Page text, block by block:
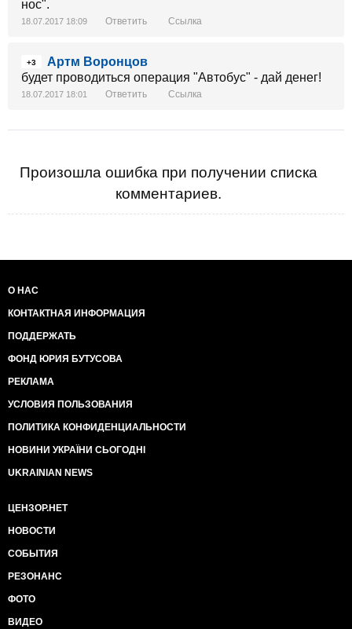
нос".
18.07.2017 18:09 Ответить Ссылка
+3
Артм Воронцов
будет проводиться операция "Автобус" - дай денег!
18.07.2017 18:01 Ответить Ссылка
Произошла ошибка при получении списка
комментариев.
О НАС
КОНТАКТНАЯ ИНФОРМАЦИЯ
ПОДДЕРЖАТЬ
ФОНД ЮРИЯ БУТУСОВА
РЕКЛАМА
УСЛОВИЯ ПОЛЬЗОВАНИЯ
ПОЛИТИКА КОНФИДЕНЦИАЛЬНОСТИ
НОВИНИ УКРАЇНИ СЬОГОДНІ
UKRAINIAN NEWS
ЦЕНЗОР.НЕТ
НОВОСТИ
СОБЫТИЯ
РЕЗОНАНС
ФОТО
ВИДЕО